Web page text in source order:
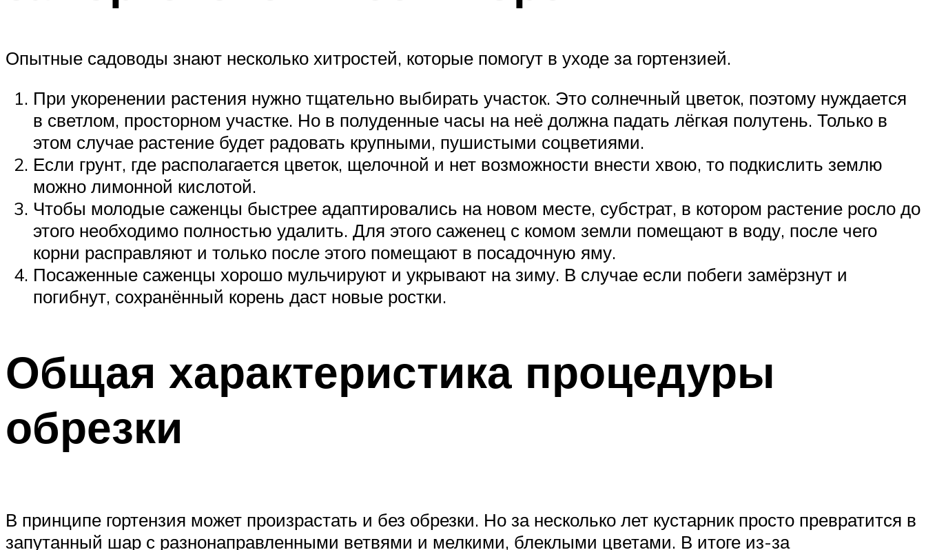
Опытные садоводы знают несколько хитростей, которые помогут в уходе за гортензией.
При укоренении растения нужно тщательно выбирать участок. Это солнечный цветок, поэтому нуждается
в светлом, просторном участке. Но в полуденные часы на неё должна падать лёгкая полутень. Только в
этом случае растение будет радовать крупными, пушистыми соцветиями.
Если грунт, где располагается цветок, щелочной и нет возможности внести хвою, то подкислить землю
можно лимонной кислотой.
Чтобы молодые саженцы быстрее адаптировались на новом месте, субстрат, в котором растение росло до
этого необходимо полностью удалить. Для этого саженец с комом земли помещают в воду, после чего
корни расправляют и только после этого помещают в посадочную яму.
Посаженные саженцы хорошо мульчируют и укрывают на зиму. В случае если побеги замёрзнут и
погибнут, сохранённый корень даст новые ростки.
Общая характеристика процедуры
обрезки
В принципе гортензия может произрастать и без обрезки. Но за несколько лет кустарник просто превратится в
запутанный шар с разнонаправленными ветвями и мелкими, блеклыми цветами. В итоге из-за